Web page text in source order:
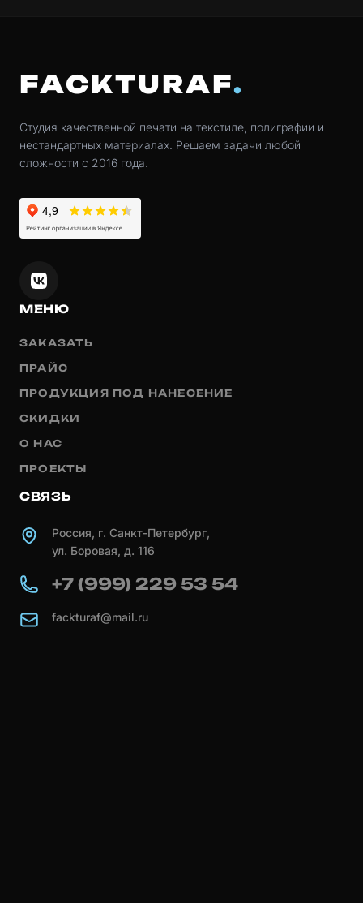
FACKTURAF
Студия качественной печати на текстиле, полиграфии и
нестандартных материалах. Решаем задачи любой
сложности с 2016 года.
МЕНЮ
ЗАКАЗАТЬ
ПРАЙС
ПРОДУКЦИЯ ПОД НАНЕСЕНИЕ
СКИДКИ
О НАС
ПРОЕКТЫ
СВЯЗЬ
Россия, г. Санкт-Петербург,
ул. Боровая, д. 116
+7 (999) 229 53 54
fackturaf@mail.ru